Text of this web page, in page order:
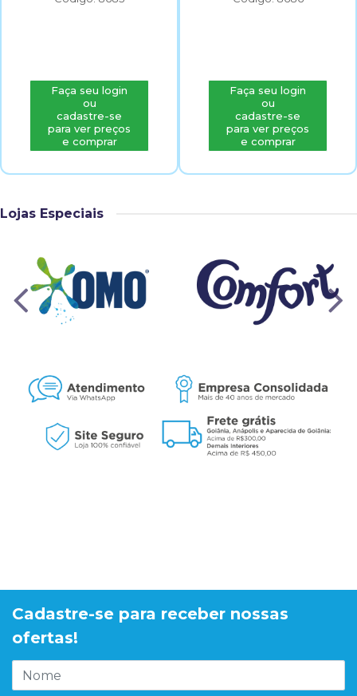
Faça seu login
ou
cadastre-se
para ver preços
e comprar
Faça seu login
ou
cadastre-se
para ver preços
e comprar
Lojas Especiais
Cadastre-se para receber nossas
ofertas!